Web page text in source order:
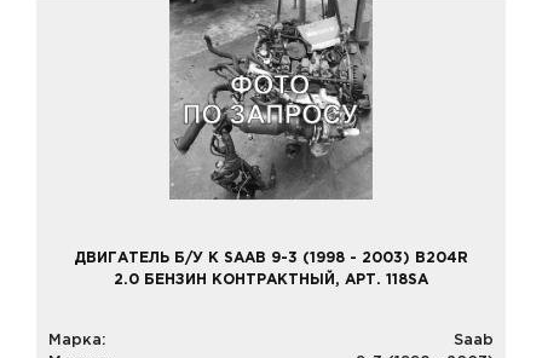
ДВИГАТЕЛЬ Б/У К SAAB 9-3 (1998 - 2003) B204R
2.0 БЕНЗИН КОНТРАКТНЫЙ, АРТ. 118SA
Марка:
Saab